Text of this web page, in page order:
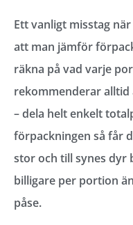
Ett vanligt misstag
att man jämför
räkna på vad varje
rekommenderar
– dela helt enkelt
förpackningen så får
stor och till synes dyr
billigare per portion
påse.